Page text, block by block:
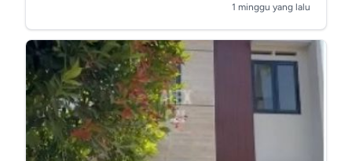
1 minggu yang lalu